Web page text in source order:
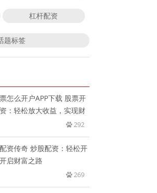
杠杆配资
题标签
怎么开户APP下载 股票开
：轻松放大收益，实现财
292
资传奇 炒股配资：轻松开
启财富之路
269